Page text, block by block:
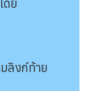
ลิงก์ท้าย